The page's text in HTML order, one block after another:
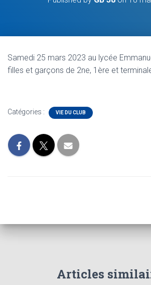
Samedi 25 mars 2023 au lycée
filles et garçons de 2ne, 1ère et
Catégories : VIE DU CLUB
Articles